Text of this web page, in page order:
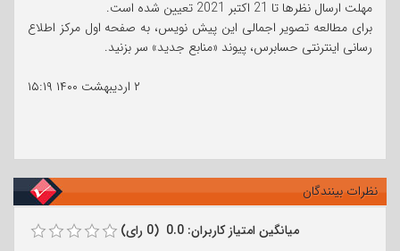
مهلت ارسال نظرها تا 21 اکتبر 2021 تعیین شده است.
برای مطالعه تصویر اجمالی این پیش نویس، به صفحه اول مرکز اطلاع
رسانی اینترنتی حسابرس، پیوند «منابع جدید» سر بزنید.
۲ اردیبهشت ۱۴۰۰
۱۵:۱۹
نظرات بینندگان
میانگین امتیاز کاربران: 0.0 (0 رای)